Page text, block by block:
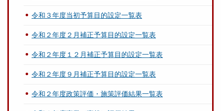
令和３年度当初予算目的設定一覧表
令和２年度２月補正予算目的設定一覧表
令和２年度１２月補正予算目的設定一覧表
令和２年度９月補正予算目的設定一覧表
令和２年度政策評価・施策評価結果一覧表